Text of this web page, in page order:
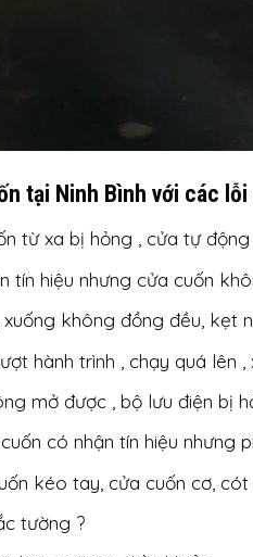
tại Ninh Bình với các lỗi
từ xa bị hỏng , cửa tự động
tín hiệu nhưng cửa cuốn
không đồng đều, kẹt
hành trình , chạy quá
mở được , bộ lưu điện bị
có nhận tín hiệu nhưng
kéo tay, cửa cuốn cơ,
tường ?